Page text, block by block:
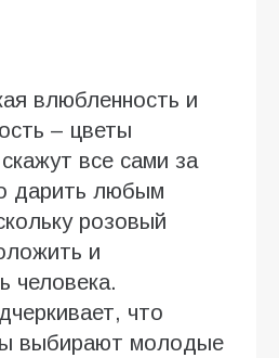
влюбленность и
– цветы
все сами за
дарить любым
розовый
и
человека.
что
выбирают молодые